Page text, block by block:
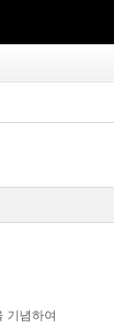
기념하여